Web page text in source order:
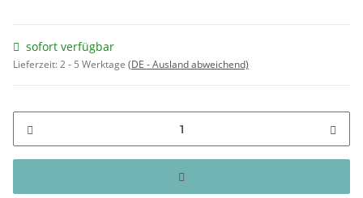
sofort verfügbar
Lieferzeit:2 - 5 Werktage (DE - Ausland abweichend)